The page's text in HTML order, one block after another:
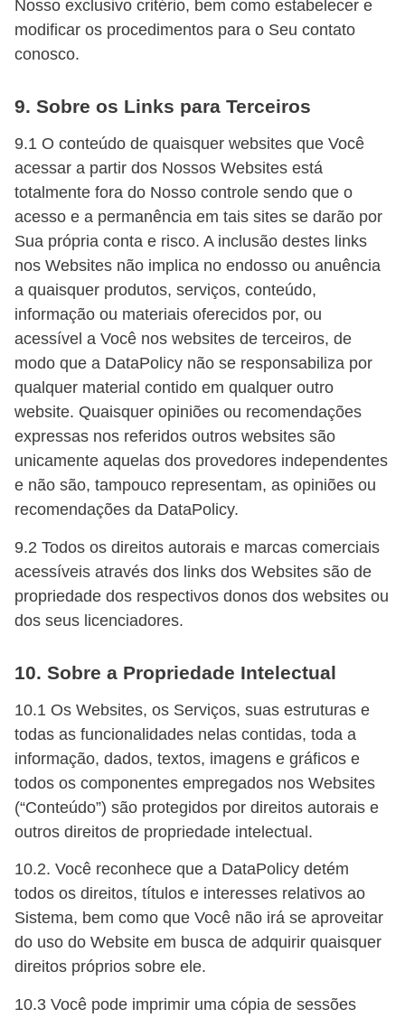
Nosso exclusivo critério, bem como estabelecer e
modificar os procedimentos para o Seu contato
conosco.
9. Sobre os Links para Terceiros
9.1 O conteúdo de quaisquer websites que Você
acessar a partir dos Nossos Websites está
totalmente fora do Nosso controle sendo que o
acesso e a permanência em tais sites se darão por
Sua própria conta e risco. A inclusão destes links
nos Websites não implica no endosso ou anuência
a quaisquer produtos, serviços, conteúdo,
informação ou materiais oferecidos por, ou
acessível a Você nos websites de terceiros, de
modo que a DataPolicy não se responsabiliza por
qualquer material contido em qualquer outro
website. Quaisquer opiniões ou recomendações
expressas nos referidos outros websites são
unicamente aquelas dos provedores independentes
e não são, tampouco representam, as opiniões ou
recomendações da DataPolicy.
9.2 Todos os direitos autorais e marcas comerciais
acessíveis através dos links dos Websites são de
propriedade dos respectivos donos dos websites ou
dos seus licenciadores.
10. Sobre a Propriedade Intelectual
10.1 Os Websites, os Serviços, suas estruturas e
todas as funcionalidades nelas contidas, toda a
informação, dados, textos, imagens e gráficos e
todos os componentes empregados nos Websites
(“Conteúdo”) são protegidos por direitos autorais e
outros direitos de propriedade intelectual.
10.2. Você reconhece que a DataPolicy detém
todos os direitos, títulos e interesses relativos ao
Sistema, bem como que Você não irá se aproveitar
do uso do Website em busca de adquirir quaisquer
direitos próprios sobre ele.
10.3 Você pode imprimir uma cópia de sessões